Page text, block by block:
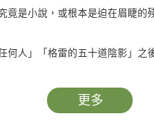
竟是小說，或根本是迫在眉睫的
何人」「格雷的五十道陰影」之
，系列暢銷突破10萬冊
排行榜長達一年
更多